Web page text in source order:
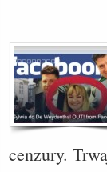
cenzury.